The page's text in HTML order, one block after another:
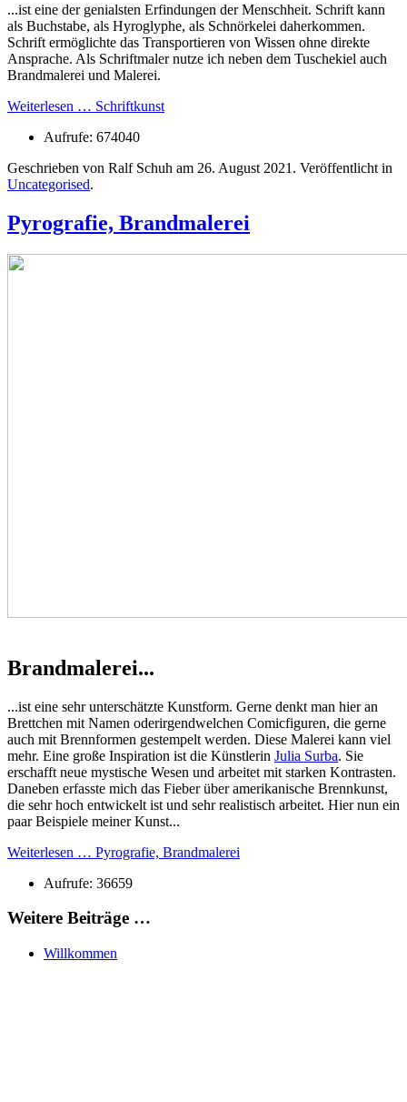
...ist eine der genialsten Erfindungen der Menschheit. Schrift kann
als Buchstabe, als Hyroglyphe, als Schnörkelei daherkommen.
Schrift ermöglichte das Transportieren von Wissen ohne direkte
Ansprache. Als Schriftmaler nutze ich neben dem Tuschekiel auch
Brandmalerei und Malerei.
Weiterlesen … Schriftkunst
Aufrufe: 674040
Geschrieben von Ralf Schuh am 26. August 2021 . Veröffentlicht in
Uncategorised.
Pyrografie, Brandmalerei
Brandmalerei...
...ist eine sehr unterschätzte Kunstform. Gerne denkt man hier an
Brettchen mit Namen oderirgendwelchen Comicfiguren, die gerne
auch mit Brennformen gestempelt werden. Diese Malerei kann viel
mehr. Eine große Inspiration ist die Künstlerin Julia Surba. Sie
erschafft neue mystische Wesen und arbeitet mit starken Kontrasten.
Daneben erfasste mich das Fieber über amerikanische Brennkunst,
die sehr hoch entwickelt ist und sehr realistisch arbeitet. Hier nun ein
paar Beispiele meiner Kunst...
Weiterlesen … Pyrografie, Brandmalerei
Aufrufe: 36659
Weitere Beiträge …
Willkommen